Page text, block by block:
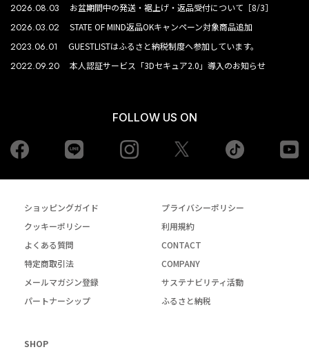
2026.08.03 お盆期間中の発送・裾上げ・返品受付について［8/3］
2026.03.02 STATE OF MIND返品OKキャンペーン対象商品追加
2023.06.01 GUESTLISTはふるさと納税制度へ参加しています。
2022.09.20 本人認証サービス「3Dセキュア2.0」導入のお知らせ
FOLLOW US ON
Facebook Instagram tiktok
ショッピングガイド
プライバシーポリシー
クッキーポリシー
利用規約
よくある質問
CONTACT
特定商取引法
COMPANY
メールマガジン登録
サステナビリティ活動
パートナーシップ
ふるさと納税
SHOP